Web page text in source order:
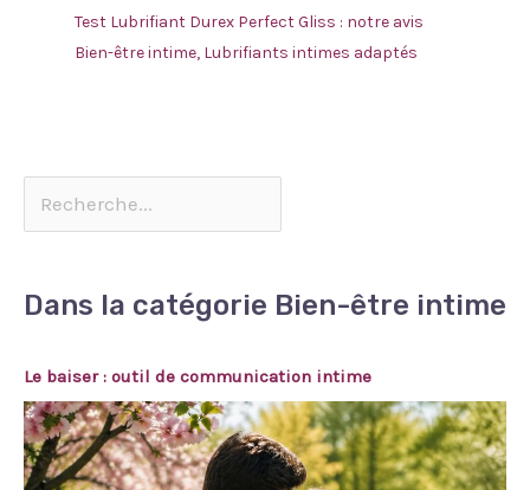
Test Lubrifiant Durex Perfect Gliss : notre avis
Bien-être intime, Lubrifiants intimes adaptés
Dans la catégorie Bien-être intime
Le baiser : outil de communication intime